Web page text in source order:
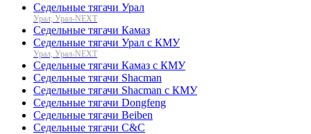
Седельные тягачи Урал
Урал, Урал-NEXT
Седельные тягачи Камаз
Седельные тягачи Урал с КМУ
Урал, Урал-NEXT
Седельные тягачи Камаз с КМУ
Седельные тягачи Shacman
Седельные тягачи Shacman с КМУ
Седельные тягачи Dongfeng
Седельные тягачи Beiben
Седельные тягачи C&C